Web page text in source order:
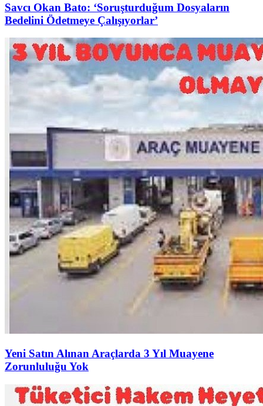
Savcı Okan Bato: ‘Soruşturduğum Dosyaların
Bedelini Ödetmeye Çalışıyorlar’
Yeni Satın Alınan Araçlarda 3 Yıl Muayene
Zorunluluğu Yok